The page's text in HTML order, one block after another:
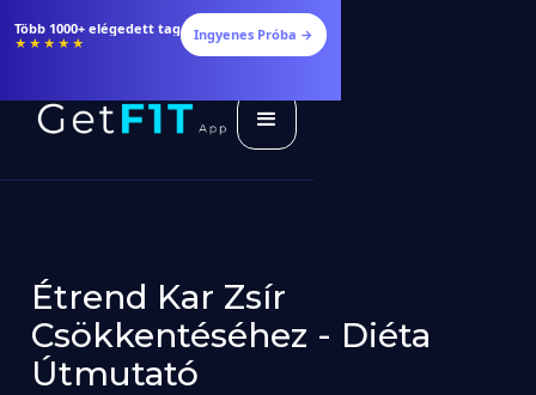
Több 1000+ elégedett tag
★★★★★ Ingyenes Próba →
Étrend Kar Zsír
Csökkentéséhez - Diéta
Útmutató